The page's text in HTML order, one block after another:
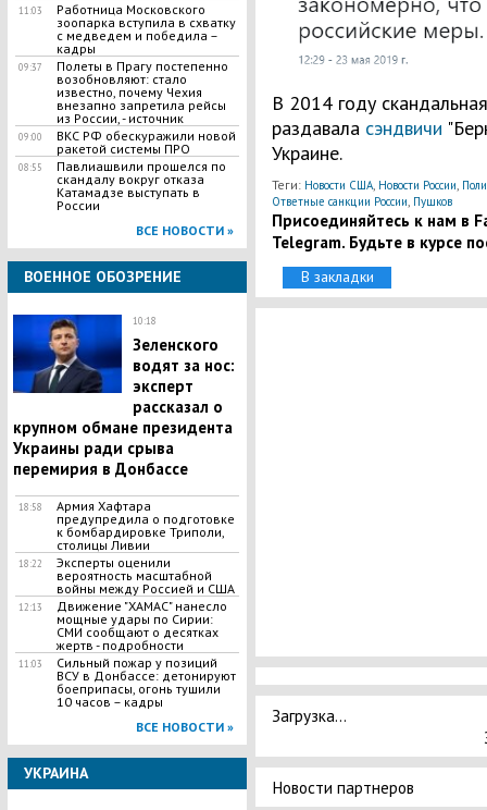
11:03
​Работница Московского
зоопарка вступила в схватку
с медведем и победила –
кадры
09:37
Полеты в Прагу постепенно
возобновляют: стало
известно, почему Чехия
внезапно запретила рейсы
из России, - источник
09:00
ВКС РФ обескуражили новой
ракетой системы ПРО
08:55
Павлиашвили прошелся по
скандалу вокруг отказа
Катамадзе выступать в
России
ВСЕ НОВОСТИ »
ВОЕННОЕ ОБОЗРЕНИЕ
10:18
​Зеленского
водят за нос:
эксперт
рассказал о
крупном обмане президента
Украины ради срыва
перемирия в Донбассе
18:58
Армия Хафтара
предупредила о подготовке
к бомбардировке Триполи,
столицы Ливии
18:22
Эксперты оценили
вероятность масштабной
войны между Россией и США
12:13
Движение "ХАМАС" нанесло
мощные удары по Сирии:
СМИ сообщают о десятках
жертв - подробности
11:03
​Сильный пожар у позиций
ВСУ в Донбассе: детонируют
боеприпасы, огонь тушили
10 часов – кадры
ВСЕ НОВОСТИ »
УКРАИНА
В 2014 году
раздавала сэндвичи
Украине.
Теги: Новости США, Новости России,
Ответные санкции России, Пушков
Присоединяйтесь к нам в
Telegram. Будьте в курсе
В закладки
Загрузка...
Новости партнеров